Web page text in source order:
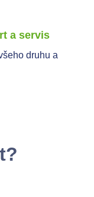
a servis
druhu a